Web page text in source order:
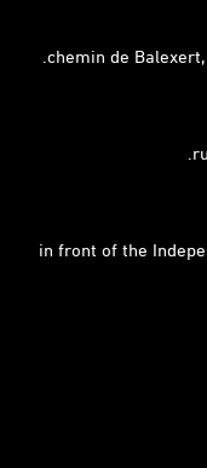
in front of the